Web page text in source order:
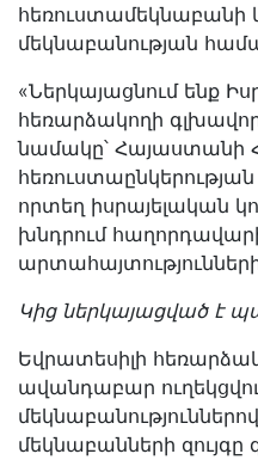
հեռուստամեկնաբանի
մեկնաբանության
«Ներկայացնում ենք
հեռարձակողի
նամակը՝ Հայաստանի
որտեղ իսրայելական
խնդրում
Կից ներկայացված է
Եվրատեսիլի
ավանդաբար
մեկնաբանների